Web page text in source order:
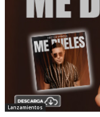
Lanzamientos